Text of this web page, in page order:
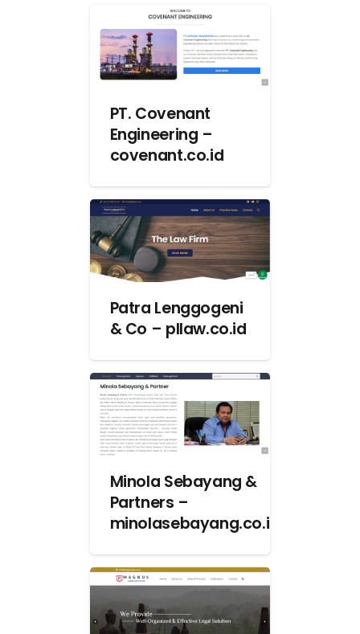
PT. Covenant
Engineering –
covenant.co.id
Patra Lenggogeni
& Co – pllaw.co.id
Minola Sebayang &
Partners –
minolasebayang.co.id